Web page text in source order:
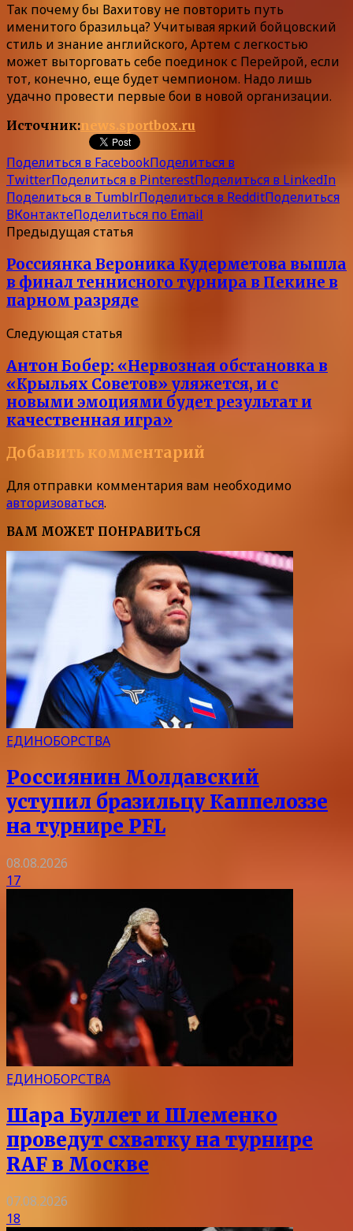
Так почему бы Вахитову не повторить путь
именитого бразильца? Учитывая яркий бойцовский
стиль и знание английского, Артем с легкостью
может выторговать себе поединок с Перейрой, если
тот, конечно, еще будет чемпионом. Надо лишь
удачно провести первые бои в новой организации.
Источник:news.sportbox.ru
Поделиться в FacebookПоделиться в
TwitterПоделиться в PinterestПоделиться в LinkedIn
Поделиться в TumblrПоделиться в RedditПоделиться
ВКонтактеПоделиться по Email
Предыдущая статья
Россиянка Вероника Кудерметова вышла
в финал теннисного турнира в Пекине в
парном разряде
Следующая статья
Антон Бобер: «Нервозная обстановка в
«Крыльях Советов» уляжется, и с
новыми эмоциями будет результат и
качественная игра»
Добавить комментарий
Для отправки комментария вам необходимо
авторизоваться.
ВАМ МОЖЕТ ПОНРАВИТЬСЯ
ЕДИНОБОРСТВА
Россиянин Молдавский
уступил бразильцу Каппелоззе
на турнире PFL
08.08.2026
17
ЕДИНОБОРСТВА
Шара Буллет и Шлеменко
проведут схватку на турнире
RAF в Москве
07.08.2026
18